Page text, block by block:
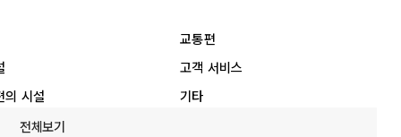
교통편
고객 서비스
의 시설
기타
전체보기